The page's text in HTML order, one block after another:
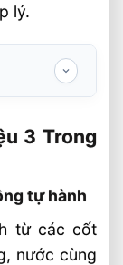
lý.
tông tự
tự hành
3 Trong
tự hành
từ các cốt
nước cùng